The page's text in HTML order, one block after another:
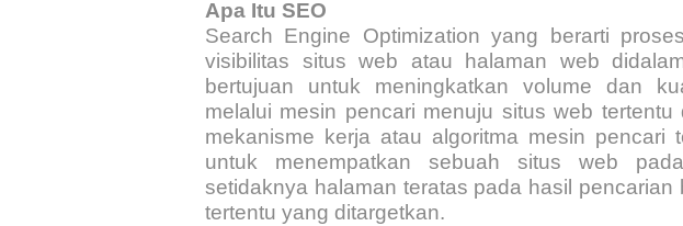
Apa Itu SEO
Search Engine Optimization yang berarti
visibilitas situs web atau halaman web
bertujuan untuk meningkatkan volume dan
melalui mesin pencari menuju situs web tertentu
mekanisme kerja atau algoritma mesin pencari
untuk menempatkan sebuah situs web
setidaknya halaman teratas pada hasil pencarian
tertentu yang ditargetkan.